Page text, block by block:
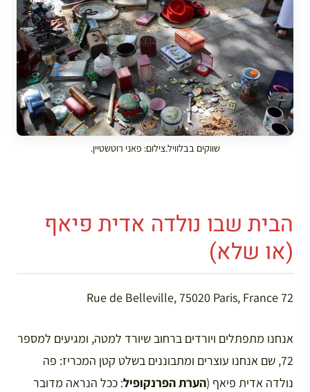
שווקים בבלוויל.צילום: פאני רוטשטיין.
הבית שבו נולדה אדית פיאף
(או שלא)
72 Rue de Belleville, 75020 Paris, France
אנחנו מתפתלים ויורדים ברחוב שיורד למטה, ומגיעים למספר
72, שם אנחנו עוצרים ומתבוננים בשלט קטן המכריז: פה
נולדה אדית פיאף (הערת הפרנקופיל: ככל הנראה מדובר